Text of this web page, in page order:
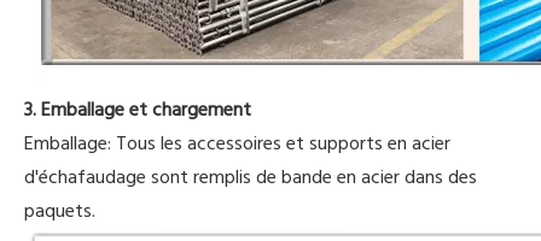
3. Emballage et chargement
Emballage: Tous les accessoires et supports en acier
d'échafaudage sont remplis de bande en acier dans des
paquets.